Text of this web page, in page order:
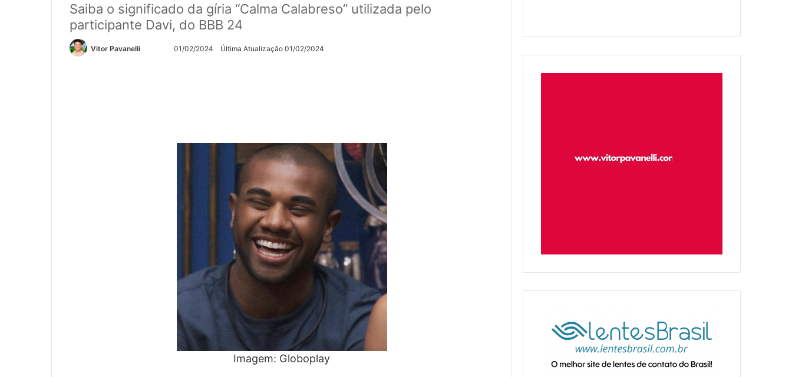
Saiba o significado da gíria “Calma Calabreso” utilizada pelo
participante Davi, do BBB 24
Vitor Pavanelli
Mande01/02/2024 Última Atualização 01/02/2024
Imagem: Globoplay